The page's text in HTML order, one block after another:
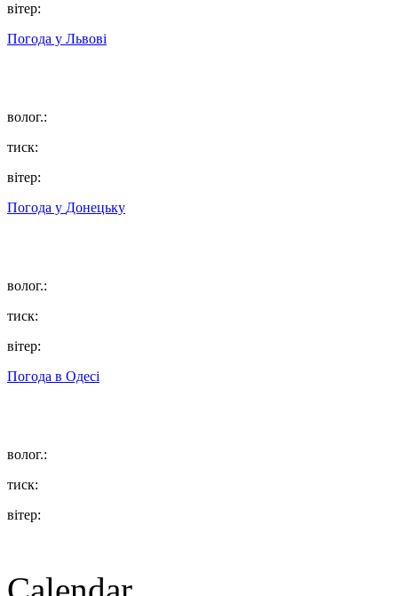
вітер:
Погода у Львові
волог.:
тиск:
вітер:
Погода у Донецьку
волог.:
тиск:
вітер:
Погода в Одесі
волог.:
тиск:
вітер: